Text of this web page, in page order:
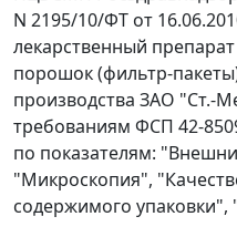
N 2195/10/ФТ от
лекарственный
порошок (фильтр-
производства ЗАО "Ст.-
требованиям ФСП 42-
по показателям:
"Микроскопия",
содержимого